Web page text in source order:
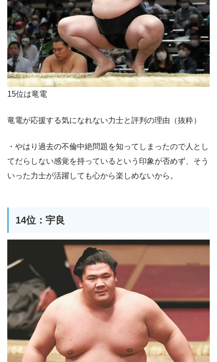
15位は竜電
竜電が応援する気になれない力士と評判の理由（抜粋）
・やはり過去の不倫中絶問題を知ってしまったので人とし
てだらしない感覚を持っているという印象が否めず、そう
いった力士が活躍しても心から楽しめないから。
14位：宇良